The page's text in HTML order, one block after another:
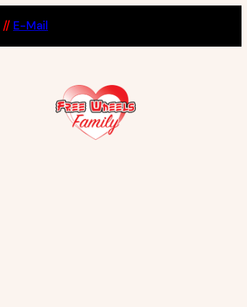
// E-Mail